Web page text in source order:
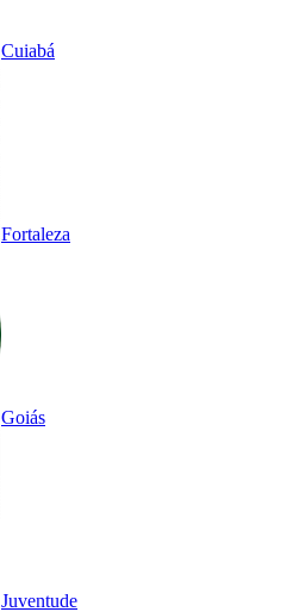
Cuiabá
Fortaleza
Goiás
Juventude